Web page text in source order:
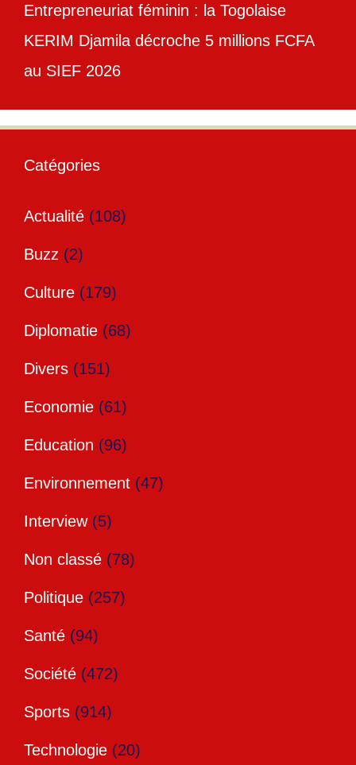
Entrepreneuriat féminin : la Togolaise
KERIM Djamila décroche 5 millions FCFA
au SIEF 2026
Catégories
Actualité (108)
Buzz (2)
Culture (179)
Diplomatie (68)
Divers (151)
Economie (61)
Education (96)
Environnement (47)
Interview(5)
Non classé (78)
Politique (257)
Santé (94)
Société (472)
Sports (914)
Technologie (20)